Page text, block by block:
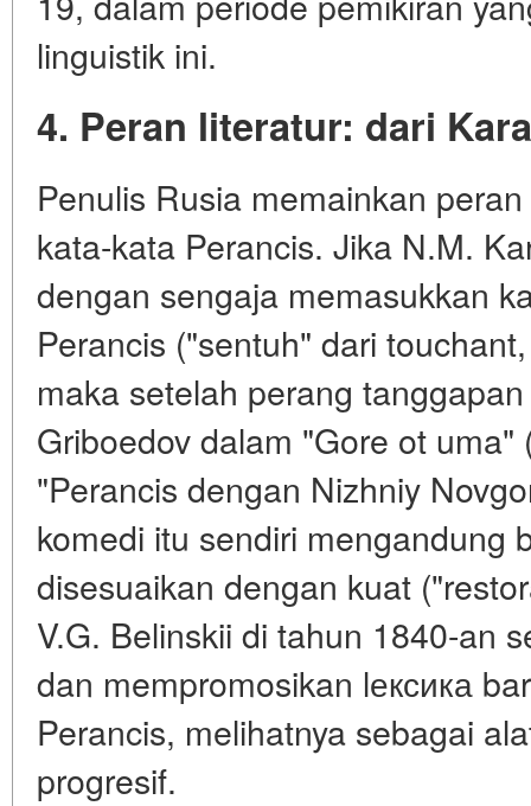
linguistik ini.
4. Peran literatur: dari
Penulis Rusia memainkan
kata-kata Perancis. Jika N.M.
dengan sengaja memasukkan
Perancis ("sentuh" dari
maka setelah perang
Griboedov dalam "Gore ot
"Perancis dengan Nizhniy
komedi itu sendiri mengandung
disesuaikan dengan kuat
V.G. Belinskii di tahun 1840-an
dan mempromosikan lексика
Perancis, melihatnya sebagai
progresif.